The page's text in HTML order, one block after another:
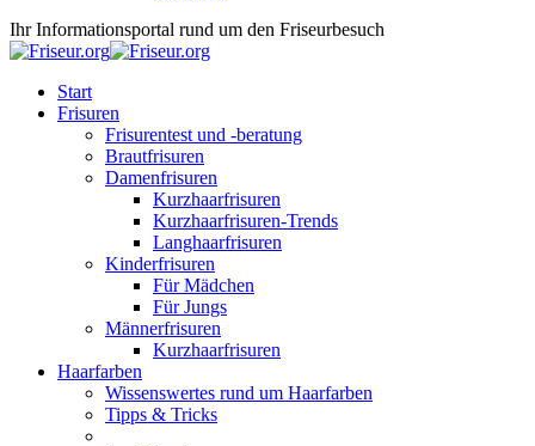
Ihr Informationsportal rund um den Friseurbesuch
Start
Frisuren
Frisurentest und -beratung
Brautfrisuren
Damenfrisuren
Kurzhaarfrisuren
Kurzhaarfrisuren-Trends
Langhaarfrisuren
Kinderfrisuren
Für Mädchen
Für Jungs
Männerfrisuren
Kurzhaarfrisuren
Haarfarben
Wissenswertes rund um Haarfarben
Tipps & Tricks